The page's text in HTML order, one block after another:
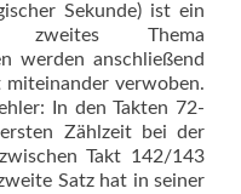
Sekunde) ist ein
zweites Thema
werden anschließend
verwoben.
In den Takten 72-
Zählzeit bei der
Takt 142/143
Satz hat in seiner